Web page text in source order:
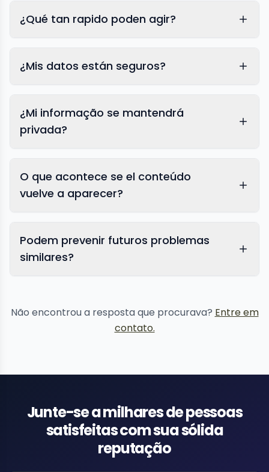
¿Qué tan rapido poden agir?
¿Mis datos están seguros?
¿Mi informação se mantendrá
privada?
O que acontece se el conteúdo
vuelve a aparecer?
Podem prevenir futuros problemas
similares?
Não encontrou a resposta que procurava? Entre em
contato.
Junte-se a milhares de pessoas
satisfeitas com sua sólida
reputação